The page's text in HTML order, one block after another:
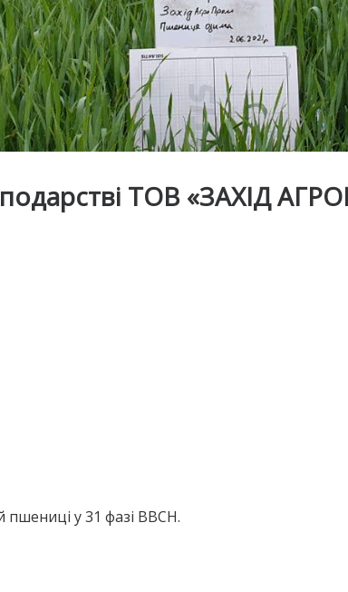
ТОВ «ЗАХІД
пшениці у 31 фазі ВВСН.